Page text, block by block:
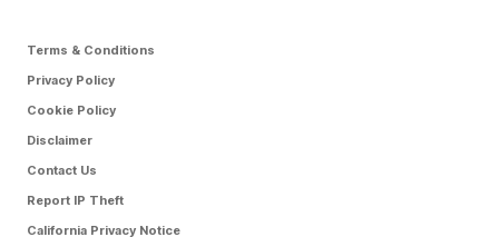
Terms & Conditions
Privacy Policy
Cookie Policy
Disclaimer
Contact Us
Report IP Theft
California Privacy Notice